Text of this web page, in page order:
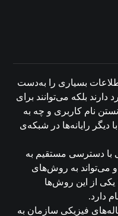
بسیاری را به‌دست
دارند بلکه می‌توانند برای
نام کاربری و چه به
دیگر رایانه‌ها در شبکه‌ی
با دسترسی مستقیم به
می‌تواند به روش‌های
یکی از این روش‌ها
فیزیکی سازمان به